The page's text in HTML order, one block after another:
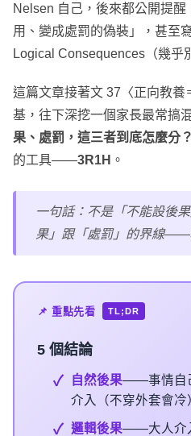
Nelsen 自己，後來都公開提
用、變成處罰的偽裝」，甚至
Logical Consequences（幾乎
這篇文章接著文 37〈正向教
基，往下深挖一個家長最常搞
果、處罰，這三者到底怎麼分？
的工具——3R1H 。
一句話：不是「不能設後
果」跟「處罰」的界線
📌 重點先看 TL;DR
5 個結論
自然後果——事情自
介入（不穿外套會冷
邏輯後果——大人介